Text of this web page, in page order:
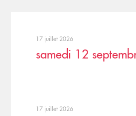
17 juillet 2026
samedi 12
17 juillet 2026